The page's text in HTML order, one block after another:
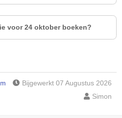
voor 24 oktober boeken?
Bijgewerkt 07 Augustus 2026
Simon